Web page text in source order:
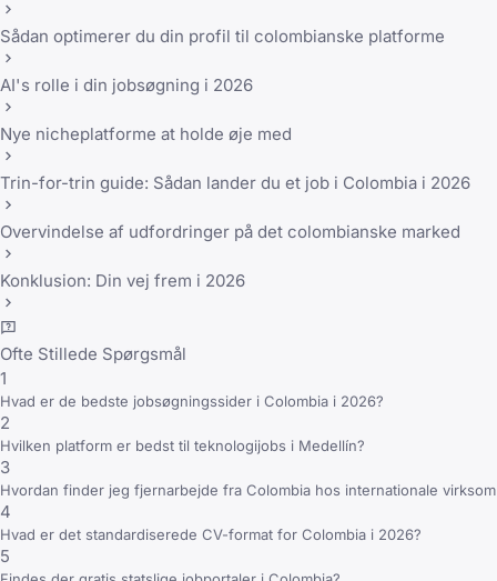
Sådan optimerer du din profil til colombianske platforme
AI's rolle i din jobsøgning i 2026
Nye nicheplatforme at holde øje med
Trin-for-trin guide: Sådan lander du et job i Colombia i 2026
Overvindelse af udfordringer på det colombianske marked
Konklusion: Din vej frem i 2026
Ofte Stillede Spørgsmål
1
Hvad er de bedste jobsøgningssider i Colombia i 2026?
2
Hvilken platform er bedst til teknologijobs i Medellín?
3
Hvordan finder jeg fjernarbejde fra Colombia hos internationale
4
Hvad er det standardiserede CV-format for Colombia i 2026?
5